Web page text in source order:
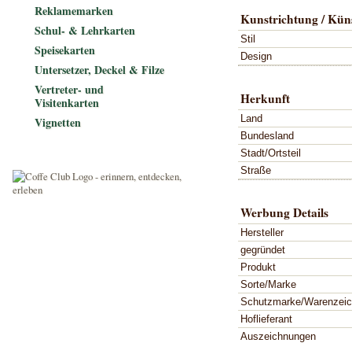
Kunstrichtung /
Stil
Design
Herkunft
Land
Bundesland
Stadt/Ortsteil
Straße
Werbung Details
Hersteller
gegründet
Produkt
Sorte/Marke
Schutzmarke/
Hoflieferant
Auszeichnungen
Reklamemarken
Schul- & Lehrkarten
Speisekarten
Untersetzer, Deckel & Filze
Vertreter- und
Visitenkarten
Vignetten